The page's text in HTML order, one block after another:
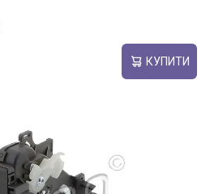
КУПИТИ